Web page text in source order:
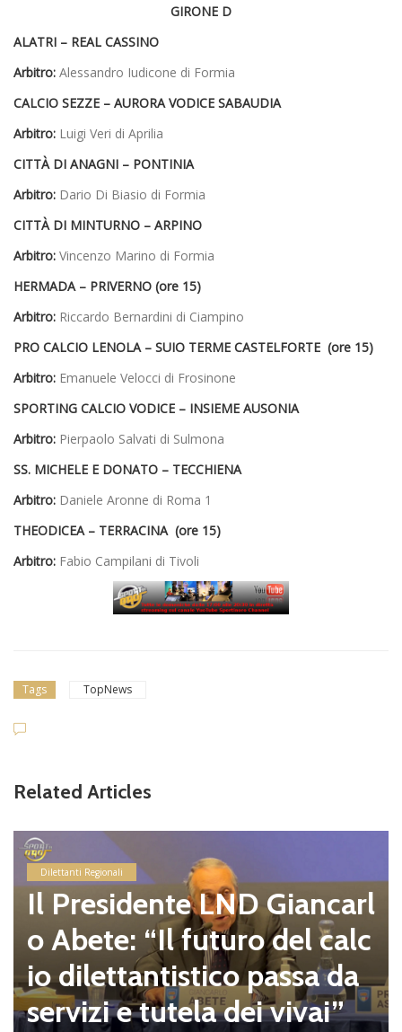
GIRONE D
ALATRI – REAL CASSINO
Arbitro: Alessandro Iudicone di Formia
CALCIO SEZZE – AURORA VODICE SABAUDIA
Arbitro: Luigi Veri di Aprilia
CITTÀ DI ANAGNI – PONTINIA
Arbitro: Dario Di Biasio di Formia
CITTÀ DI MINTURNO – ARPINO
Arbitro: Vincenzo Marino di Formia
HERMADA – PRIVERNO (ore 15)
Arbitro: Riccardo Bernardini di Ciampino
PRO CALCIO LENOLA – SUIO TERME CASTELFORTE (ore 15)
Arbitro: Emanuele Velocci di Frosinone
SPORTING CALCIO VODICE – INSIEME AUSONIA
Arbitro: Pierpaolo Salvati di Sulmona
SS. MICHELE E DONATO – TECCHIENA
Arbitro: Daniele Aronne di Roma 1
THEODICEA – TERRACINA (ore 15)
Arbitro: Fabio Campilani di Tivoli
Tags TopNews
Related Articles
Dilettanti Regionali
Il Presidente LND Giancarl
o Abete: “Il futuro del calc
io dilettantistico passa da
servizi e tutela dei vivai”